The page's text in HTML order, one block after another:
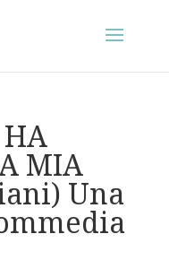
HA
MIA
Una